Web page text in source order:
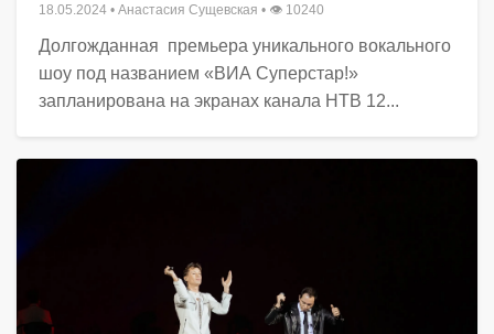
18.05.2024 • Анастасия Сущевская • 👁 10240
Долгожданная премьера уникального вокального
шоу под названием «ВИА Суперстар!»
запланирована на экранах канала НТВ 12...